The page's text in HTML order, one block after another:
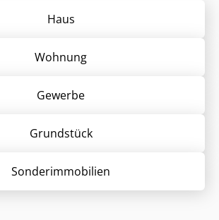
Haus
Wohnung
Gewerbe
Grund­stück
Sonder­immobilien